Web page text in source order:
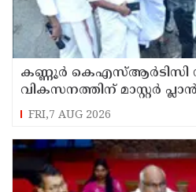
കണ്ണൂർ കെഎസ്ആർടിസി
വികസനത്തിന് മാസ്റ്റർ പ്ലാൻ
സമർപ്പിക്കും : ടി ഒ
FRI,7 AUG 2026